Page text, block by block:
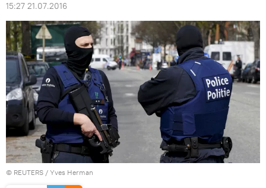
15:27 21.07.2016
© REUTERS / Yves Herman